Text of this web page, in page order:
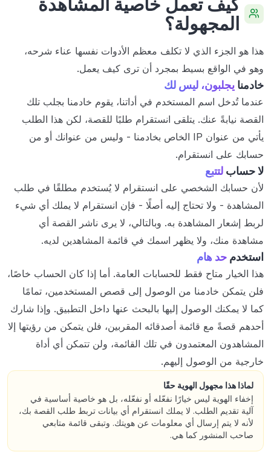
المجهولة؟
هذا هو الجزء الذي لا تكلف معظم الأدوات نفسها عناء شرحه،
وهو في الواقع بسيط بمجرد أن ترى كيف يعمل.
خادمنا يجلبون، ليس لك
عندما تُدخل اسم المستخدم في أداتنا، يقوم خادمنا بجلب تلك
القصة نيابةً عنك. يتلقى انستقرام طلبًا للقصة، لكن هذا الطلب
يأتي من عنوان IP الخاص بخادمنا - وليس من عنوانك أو من
حسابك على انستقرام.
لا حساب لتتبع
لأن حسابك الشخصي على انستقرام لا يُستخدم مطلقًا في طلب
المشاهدة - ولا تحتاج إليه أصلًا - فإن انستقرام لا يملك أي شيء
لربط إشعار المشاهدة به. وبالتالي، لا يرى ناشر القصة أي
مشاهدة منك، ولا يظهر اسمك في قائمة المشاهدين لديه.
استخدم حد هام
هذا الخيار متاح فقط للحسابات العامة. أما إذا كان الحساب خاصًا،
فلن يتمكن خادمنا من الوصول إلى قصص المستخدمين، تمامًا
كما لا يمكنك الوصول إليها بالبحث عنها داخل التطبيق. وإذا شارك
أحدهم قصةً مع قائمة أصدقائه المقربين، فلن يتمكن من رؤيتها إلا
المشاهدون المعتمدون في تلك القائمة، ولن تتمكن أي أداة
خارجية من الوصول إليهم.
لماذا هذا مجهول الهوية حقًا
إخفاء الهوية ليس خيارًا نفعّله أو نفعّله، بل هو خاصية أساسية في
آلية تقديم الطلب. لا يملك انستقرام أي بيانات تربط طلب القصة بك،
لأنه لا يتم إرسال أي معلومات عن هويتك. وتبقى قائمة متابعي
صاحب المنشور كما هي.